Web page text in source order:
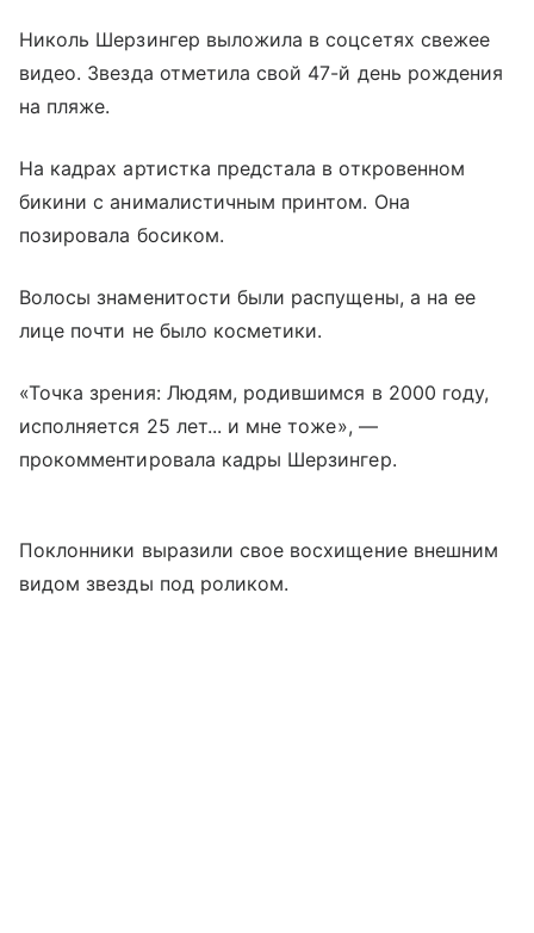
Николь Шерзингер выложила в соцсетях свежее
видео. Звезда отметила свой 47-й день рождения
на пляже.
На кадрах артистка предстала в откровенном
бикини с анималистичным принтом. Она
позировала босиком.
Волосы знаменитости были распущены, а на ее
лице почти не было косметики.
«Точка зрения: Людям, родившимся в 2000 году,
исполняется 25 лет... и мне тоже», —
прокомментировала кадры Шерзингер.
Поклонники выразили свое восхищение внешним
видом звезды под роликом.